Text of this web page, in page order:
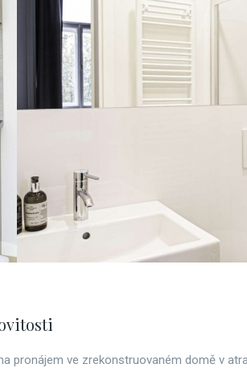
pronájem ve zrekonstruovaném domě v